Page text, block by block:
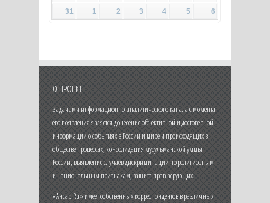
31
1 2 3 4 5 6
О ПРОЕКТЕ
Задачами информационно-аналитического канала с момента
его появления является донесение объективной и достоверной
информации о событиях в России и мире и происходящих в
обществе процессах, консолидация мусульманской уммы
России, выявление случаев дискриминации по религиозным
и национальным признакам, защита прав верующих.
«Ансар.Ru» имеет собственных корреспондентов в различных